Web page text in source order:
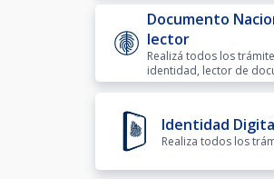
Documento
lector
Realizá todos los
identidad, lector de
Identidad
Realiza todos los